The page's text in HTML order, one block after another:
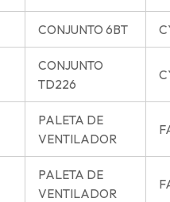
CONJUNTO 6BT
CONJUNTO
TD226
PALETA DE
VENTILADOR
PALETA DE
VENTILADOR